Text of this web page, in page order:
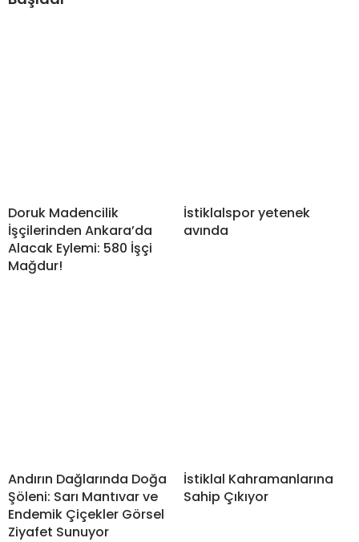
Doruk Madencilik
İşçilerinden Ankara’da
Alacak Eylemi: 580 İşçi
Mağdur!
İstiklalspor yetenek
avında
Andırın Dağlarında Doğa
Şöleni: Sarı Mantıvar ve
Endemik Çiçekler Görsel
Ziyafet Sunuyor
İstiklal Kahramanlarına
Sahip Çıkıyor